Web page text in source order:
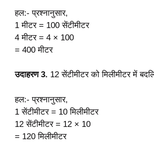
हल:- प्रश्नानुसार,
1 मीटर = 100 सेंटीमीटर
4 मीटर = 4 × 100
= 400 मीटर
उदाहरण 3. 12 सेंटीमीटर को मिलीमीटर में
हल:- प्रश्नानुसार,
1 सेंटीमीटर = 10 मिलीमीटर
12 सेंटीमीटर = 12 × 10
= 120 मिलीमीटर